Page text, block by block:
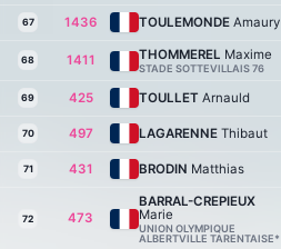
67 1436 TOULEMONDE Amaury
68 1411 THOMMEREL Maxime
STADE SOTTEVILLAIS 76
69 425 TOULLET Arnauld
70 497 LAGARENNE Thibaut
71 431 BRODIN Matthias
72 473
BARRAL-CREPIEUX
Marie
UNION OLYMPIQUE
ALBERTVILLE TARENTAISE*